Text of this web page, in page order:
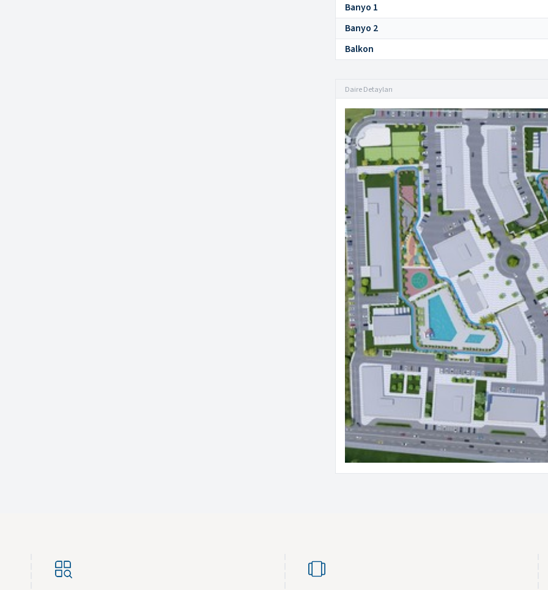
Banyo 1
Banyo 2
Balkon
Daire Detayları